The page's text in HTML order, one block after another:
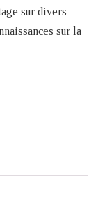
sur divers
sur la